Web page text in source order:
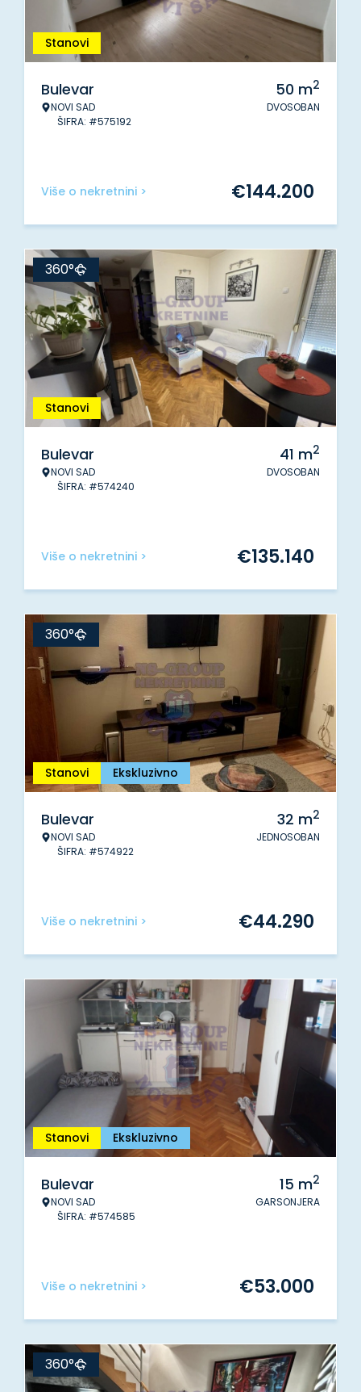
Stanovi
Bulevar
NOVI SAD
ŠIFRA: #575192
50 m2
DVOSOBAN
Više o nekretnini > €144.200
Stanovi
360°
Bulevar
NOVI SAD
ŠIFRA: #574240
41 m2
DVOSOBAN
Više o nekretnini > €135.140
Stanovi Ekskluzivno
360°
Bulevar
NOVI SAD
ŠIFRA: #574922
32 m2
JEDNOSOBAN
Više o nekretnini > €44.290
Stanovi Ekskluzivno
Bulevar
NOVI SAD
ŠIFRA: #574585
15 m2
GARSONJERA
Više o nekretnini > €53.000
360°